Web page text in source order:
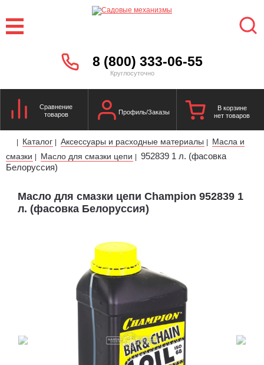
8 (800) 333-06-55
Круглосуточно
Сравнение
товаров
Профиль/Заказы
В корзине
нет товаров
| Каталог | Аксессуары и расходные материалы |
Масла и
смазки | Масло для смазки цепи | 952839 1 л. (фасовка
Белоруссия)
Масло для смазки цепи Champion 952839 1
л. (фасовка Белоруссия)